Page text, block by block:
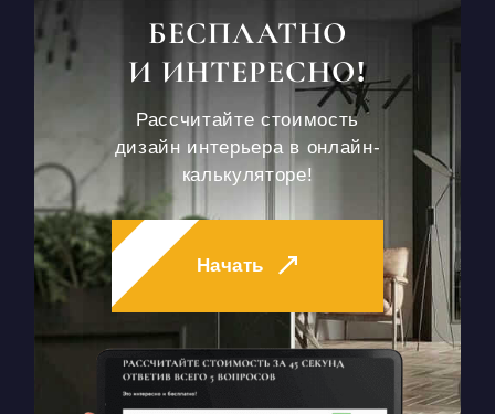
БЕСПЛАТНО
И ИНТЕРЕСНО!
Рассчитайте стоимость
дизайн интерьера в онлайн-
калькуляторе!
Начать